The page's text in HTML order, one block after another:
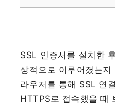
SSL 인증서를 설치한
상적으로 이루어졌는
라우저를 통해 SSL 연
HTTPS로 접속했을 때